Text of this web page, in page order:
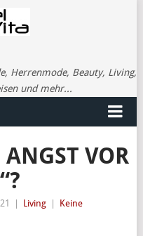
Herrenmode, Beauty, Living,
und mehr...
VOR
Living
Keine